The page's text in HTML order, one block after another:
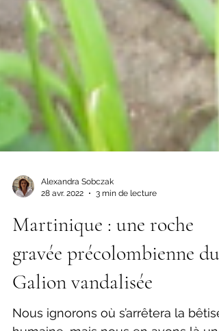
28 avr. 2022
3 min de lecture
Martinique : une roche
gravée précolombienne du
Galion vandalisée